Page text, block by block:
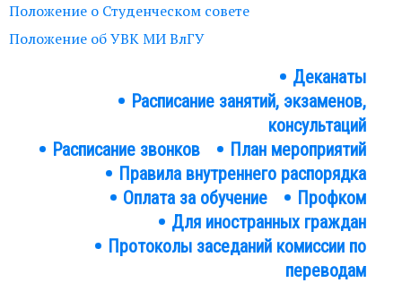
Положение о Студенческом совете
Положение об УВК МИ ВлГУ
Деканаты
Расписание занятий, экзаменов,
консультаций
Расписание звонков
План мероприятий
Правила внутреннего распорядка
Оплата за обучение
Профком
Для иностранных граждан
Протоколы заседаний комиссии по
переводам